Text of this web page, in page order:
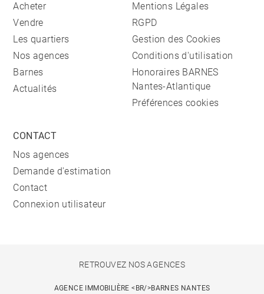
Acheter
Vendre
Les quartiers
Nos agences
Barnes
Actualités
Mentions Légales
RGPD
Gestion des Cookies
Conditions d'utilisation
Honoraires BARNES
Nantes-Atlantique
Préférences cookies
CONTACT
Nos agences
Demande d'estimation
Contact
Connexion utilisateur
RETROUVEZ NOS AGENCES
AGENCE IMMOBILIÈRE <BR/>BARNES NANTES